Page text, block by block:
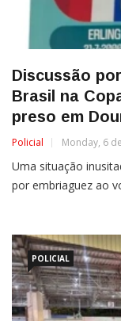
Discussão
Brasil na
preso em
Policial Monday, 6
Uma situação
por embriaguez ao
POLICIAL